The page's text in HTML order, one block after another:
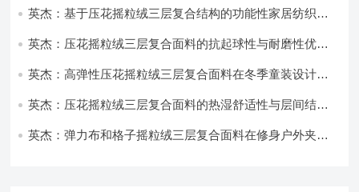
英杰：基于压花摇粒绒三层复合结构的功能性家居纺织品
英杰：压花摇粒绒三层复合面料的抗起球性与耐磨性优化
英杰：高弹性压花摇粒绒三层复合面料在冬季童装设计中
英杰：压花摇粒绒三层复合面料的热湿舒适性与层间结合
英杰：弹力布和格子摇粒绒三层复合面料在修身户外夹克